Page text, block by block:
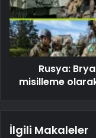
Rusya:
misilleme
İlgili Makaleler